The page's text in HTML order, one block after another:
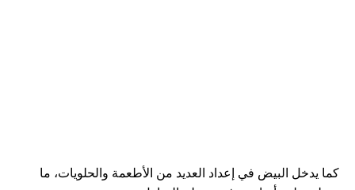
كما يدخل البيض في إعداد العديد من الأطعمة والحلويات، ما